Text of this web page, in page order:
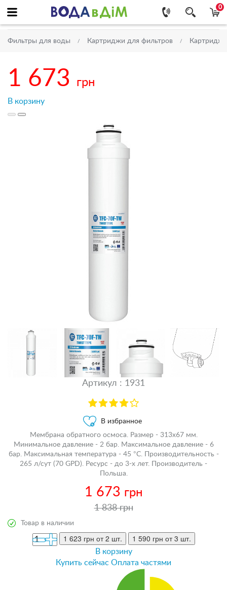
0
Фильтры для воды Картриджи для фильтров
1 673 грн
В корзину
Артикул : 1931
В избранное
Мембрана обратного осмоса. Размер - 313х67 мм.
Минимальное давление - 2 бар. Максимальное давление - 6
бар. Максимальная температура - 45 °С. Производительность -
265 л/сут (70 GPD). Ресурс - до 3-х лет. Производитель -
Польша.
1 673 грн
1 838 грн
Товар в наличии
1 623 грн от 2 шт. 1 590 грн от 3 шт.
В корзину
Купить сейчас Оплата частями